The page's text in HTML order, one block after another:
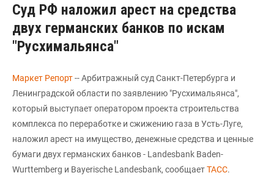
Суд РФ наложил арест на средства
двух германских банков по искам
"Русхимальянса"
Маркет Репорт-- Арбитражный суд Санкт-Петербурга и
Ленинградской области по заявлению "Русхимальянса",
который выступает оператором проекта строительства
комплекса по переработке и сжижению газа в Усть-Луге,
наложил арест на имущество, денежные средства и ценные
бумаги двух германских банков - Landesbank Baden-
Wurttemberg и Bayerische Landesbank, сообщаетТАСС.